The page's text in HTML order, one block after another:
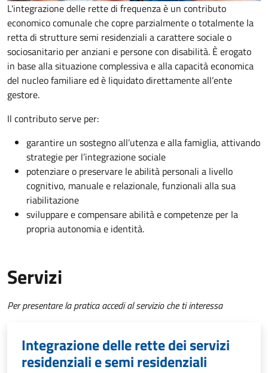
L'integrazione delle rette di frequenza è un contributo
economico comunale che copre parzialmente o totalmente la
retta di strutture semi residenziali a carattere sociale o
sociosanitario per anziani e persone con disabilità. È erogato
in base alla situazione complessiva e alla capacità economica
del nucleo familiare ed è liquidato direttamente all’ente
gestore.
Il contributo serve per:
garantire un sostegno all’utenza e alla famiglia, attivando
strategie per l’integrazione sociale
potenziare o preservare le abilità personali a livello
cognitivo, manuale e relazionale, funzionali alla sua
riabilitazione
sviluppare e compensare abilità e competenze per la
propria autonomia e identità.
Servizi
Per presentare la pratica accedi al servizio che ti interessa
Integrazione delle rette dei servizi
residenziali e semi residenziali